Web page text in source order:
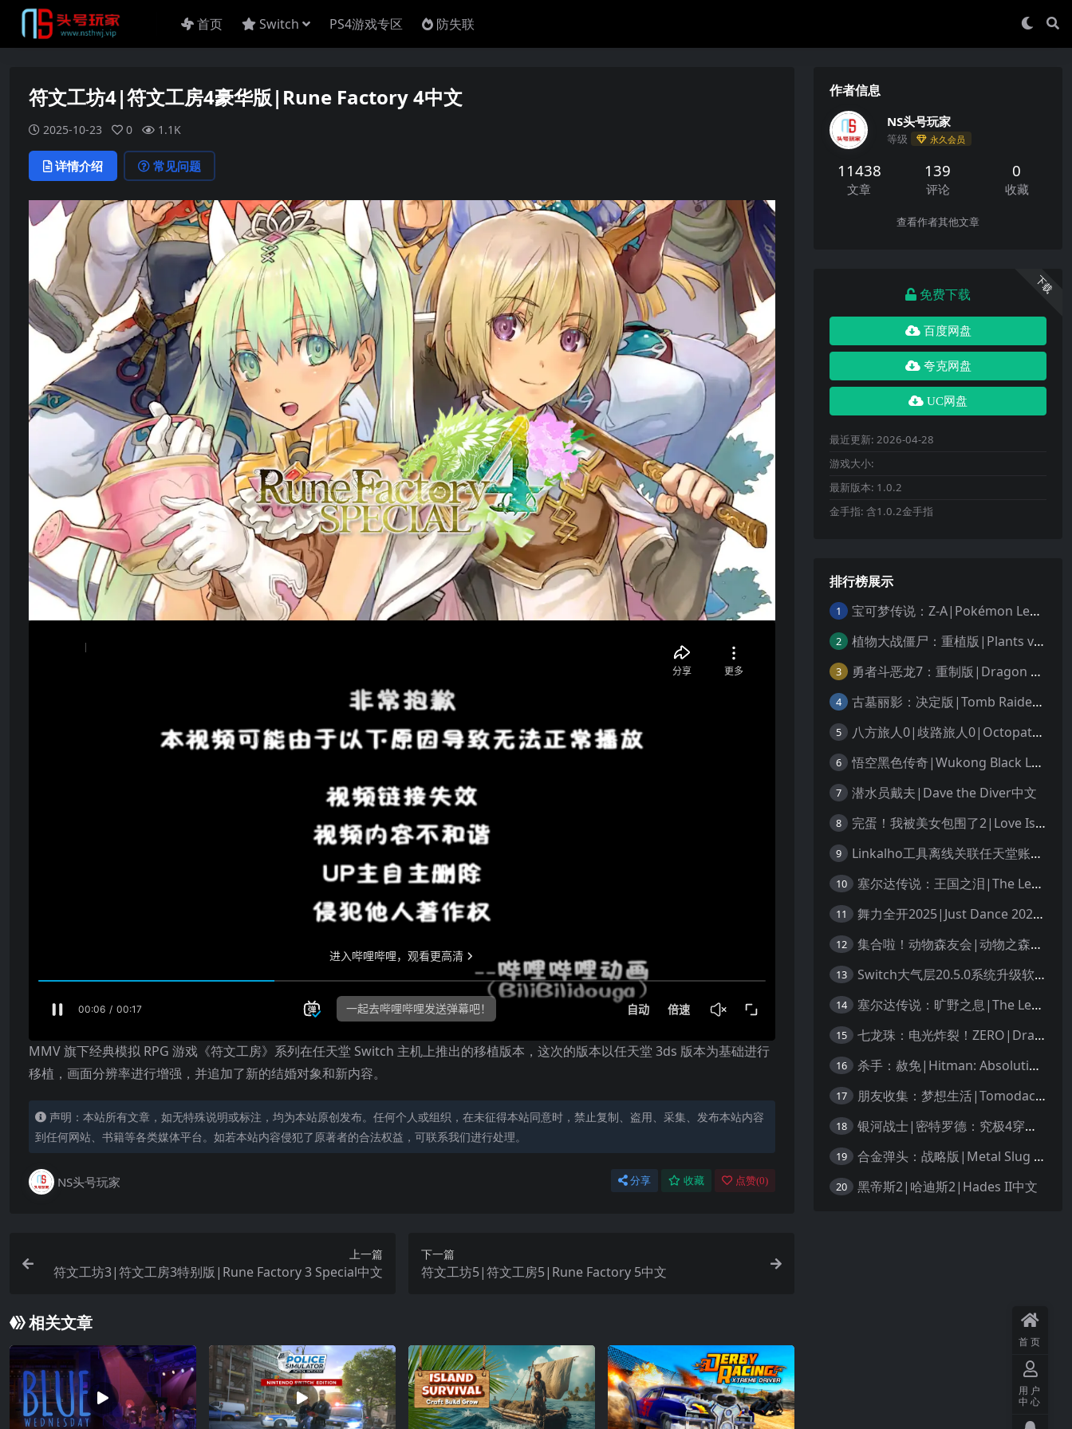
首页 Switch PS4游戏专区 防失联
符文工坊4|符文工房4豪华版|Rune Factory 4中文
2025-10-23 0 1.1K
详情介绍 常见问题
MMV 旗下经典模拟 RPG 游戏《符文工房》系列在任天堂 Switch 主机上推出的移植版本，这次的版本以任天堂 3ds 版本为基础进行
移植，画面分辨率进行增强，并追加了新的结婚对象和新内容。
声明：本站所有文章，如无特殊说明或标注，均为本站原创发布。任何个人或组织，在未征得本站同意时，禁止复制、盗用、采集、发布本站内容
到任何网站、书籍等各类媒体平台。如若本站内容侵犯了原著者的合法权益，可联系我们进行处理。
NS头号玩家 分享 收藏 点赞(0)
上一篇
符文工坊3|符文工房3特别版|Rune Factory 3 Special中文
下一篇
符文工坊5|符文工房5|Rune Factory 5中文
相关文章
作者信息
NS头号玩家
等级 永久会员
11438
文章
139
评论
0
收藏
查看作者其他文章
下载
免费下载
百度网盘
夸克网盘
UC网盘
最近更新: 2026-04-28
游戏大小:
最新版本: 1.0.2
金手指: 含1.0.2金手指
排行榜展示
1 宝可梦传说：Z-A|Pokémon Legends: Z-A中文
2 植物大战僵尸：重植版|Plants vs. Zombies: Replanted中文
3 勇者斗恶龙7：重制版|Dragon Quest VII Reimagined中文
4 古墓丽影：决定版|Tomb Raider: Definitive Edition中文
5 八方旅人0|歧路旅人0|Octopath Traveler 0中文
6 悟空黑色传奇|Wukong Black Legend
7 潜水员戴夫|Dave the Diver中文
8 完蛋！我被美女包围了2|Love Is All Around 2中文
9 Linkalho工具离线关联任天堂账户教程
10 塞尔达传说：王国之泪|The Legend of Zelda: Tears of the Kingdom中文
11 舞力全开2025|Just Dance 2025中文
12 集合啦！动物森友会|动物之森|Animal Crossing: New Horizons中文
13 Switch大气层20.5.0系统升级软硬破通用教程
14 塞尔达传说：旷野之息|The Legend of Zelda: Breath of the Wild中文
15 七龙珠：电光炸裂！ZERO|Dragon Ball: Sparking! Zero中文
16 杀手：赦免|Hitman: Absolution汉化
17 朋友收集：梦想生活|Tomodachi Life: Living the Dream中文
18 银河战士|密特罗德：究极4穿越未知|Metroid Prime 4: Beyond中文
19 合金弹头：战略版|Metal Slug Tactics中文
20 黑帝斯2|哈迪斯2|Hades II中文
首页
用户
中心